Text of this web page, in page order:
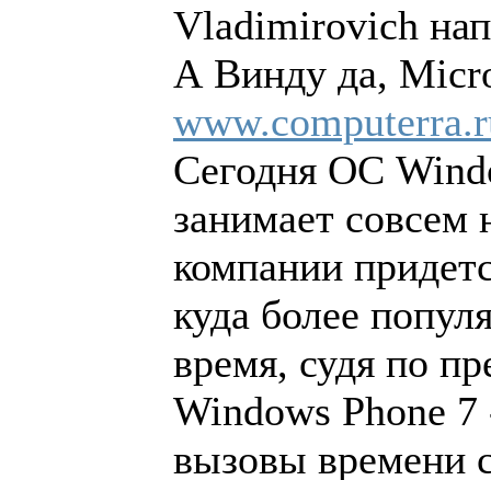
Vladimirovich
А Винду да,
Сегодня ОС
занимает
компании
куда более
время, судя по
Windows Phone
вызовы времени